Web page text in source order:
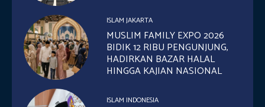
ISLAM JAKARTA
MUSLIM FAMILY EXPO 2026
BIDIK 12 RIBU PENGUNJUNG,
HADIRKAN BAZAR HALAL
HINGGA KAJIAN NASIONAL
ISLAM INDONESIA